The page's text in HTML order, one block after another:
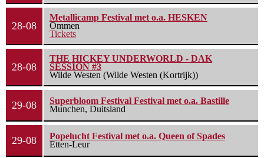
28-08
Metallicamp Festival met o.a. HESKEN
Ommen
Tickets
28-08
THE HICKEY UNDERWORLD - DAK
SESSION #3
Wilde Westen (Wilde Westen (Kortrijk))
29-08
Superbloom Festival Festival met o.a. Bastille
Munchen, Duitsland
29-08
Popelucht Festival met o.a. Queen of Spades
Etten-Leur